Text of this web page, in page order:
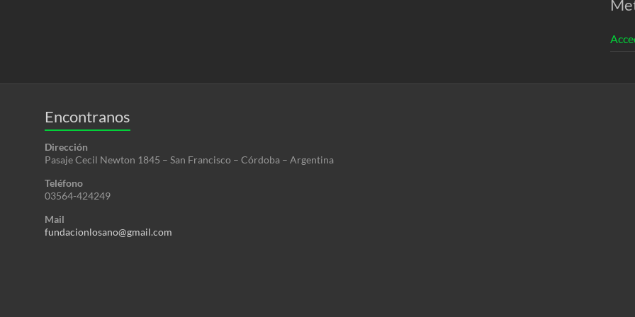
Encontranos
Dirección
Pasaje Cecil Newton 1845 – San Francisco – Córdoba – Argentina
Teléfono
03564-424249
Mail
fundacionlosano@gmail.com